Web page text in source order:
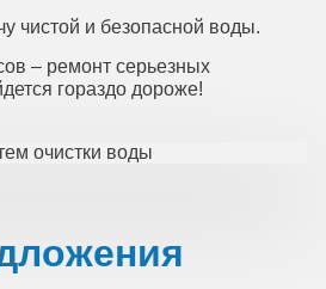
чистой и безопасной воды.
– ремонт серьезных
гораздо дороже!